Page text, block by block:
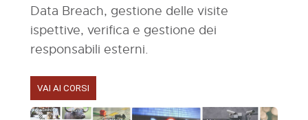
Data Breach, gestione delle visite
ispettive, verifica e gestione dei
responsabili esterni.
VAI AI CORSI